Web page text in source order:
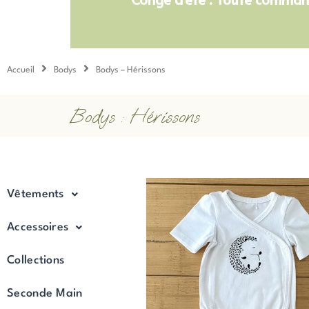
Accueil Bodys Bodys – Hérissons
Bodys : Hérissons
Vêtements
Accessoires
Collections
Seconde Main